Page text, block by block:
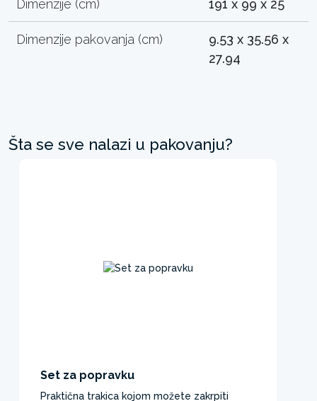
Dimenzije (cm) 191 x 99 x 25
Dimenzije pakovanja (cm)
9.53 x 35.56 x
27.94
Šta se sve nalazi u pakovanju?
Set za popravku
Praktična trakica kojom možete zakrpiti